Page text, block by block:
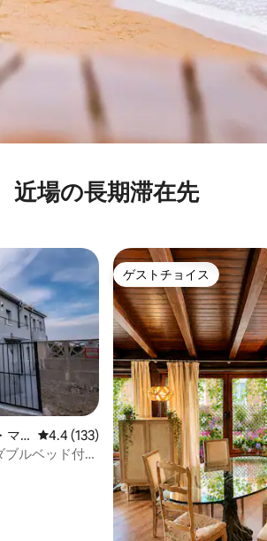
近場の長期滞在先
マ
レビュー133件、5つ星中4.4つ星の平
4.4 (133)
ルベッド付き
ゲストチョイス
ゲストチョイス